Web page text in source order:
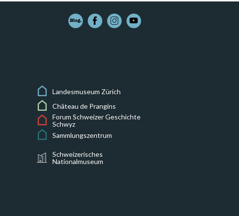
Landesmuseum Zürich
Château de Prangins
Forum Schweizer Geschichte
Schwyz
Sammlungszentrum
Schweizerisches
Nationalmuseum